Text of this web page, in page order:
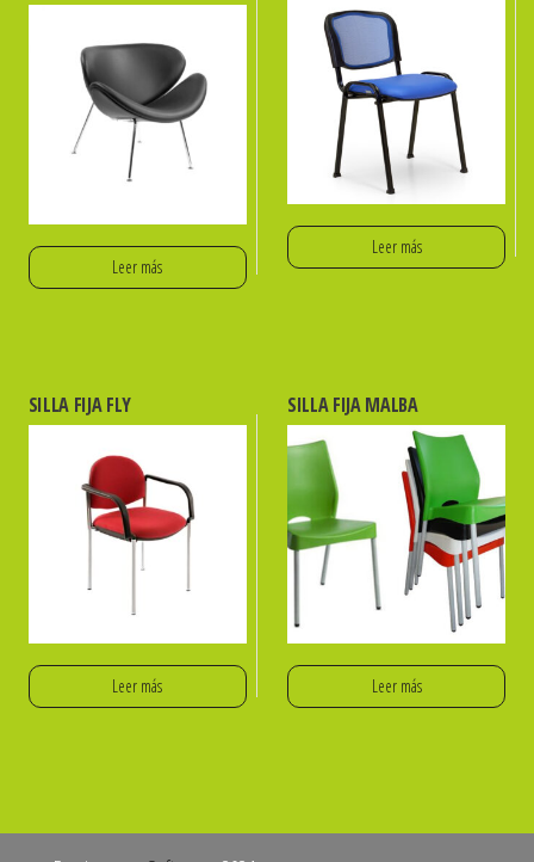
Leer más
Leer más
SILLA FIJA FLY
Leer más
SILLA FIJA MALBA
Leer más